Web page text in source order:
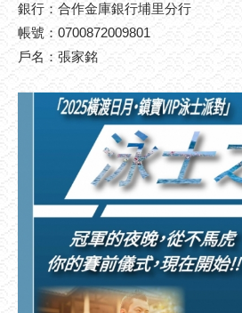
銀行：合作金庫銀行埔里分行
帳號：0700872009801
戶名：張家銘